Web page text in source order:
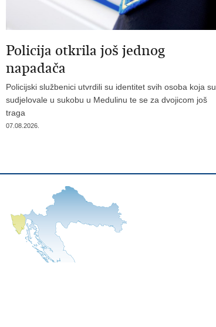
Policija otkrila još jednog
napadača
Policijski službenici utvrdili su identitet svih osoba koja su
sudjelovale u sukobu u Medulinu te se za dvojicom još
traga
07.08.2026.